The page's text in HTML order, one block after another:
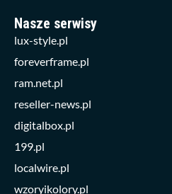
Nasze serwisy
lux-style.pl
foreverframe.pl
ram.net.pl
reseller-news.pl
digitalbox.pl
199.pl
localwire.pl
wzoryikolory.pl